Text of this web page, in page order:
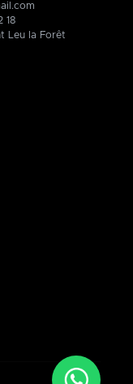
18
Leu la Forêt